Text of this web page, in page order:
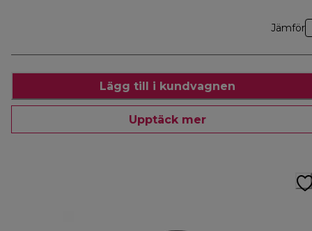
Jämför
Lägg till i kundvagnen
Upptäck mer